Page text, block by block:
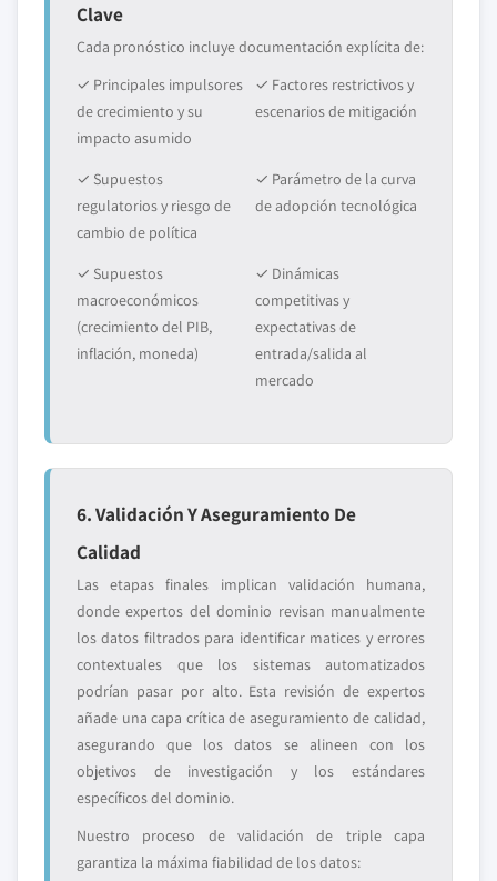
Clave
Cada pronóstico incluye documentación explícita de:
✓ Principales impulsores
de crecimiento y su
impacto asumido
✓ Factores restrictivos y
escenarios de mitigación
✓ Supuestos
regulatorios y riesgo de
cambio de política
✓ Parámetro de la curva
de adopción tecnológica
✓ Supuestos
macroeconómicos
(crecimiento del PIB,
inflación, moneda)
✓ Dinámicas
competitivas y
expectativas de
entrada/salida al
mercado
6. Validación Y Aseguramiento De
Calidad
Las etapas finales implican validación humana,
donde expertos del dominio revisan manualmente
los datos filtrados para identificar matices y errores
contextuales que los sistemas automatizados
podrían pasar por alto. Esta revisión de expertos
añade una capa crítica de aseguramiento de calidad,
asegurando que los datos se alineen con los
objetivos de investigación y los estándares
específicos del dominio.
Nuestro proceso de validación de triple capa
garantiza la máxima fiabilidad de los datos: